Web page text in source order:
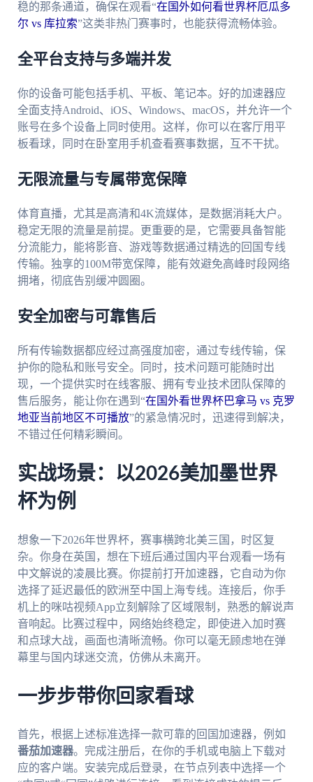
稳的那条通道，确保在观看“在国外如何看世界杯厄瓜多
尔 vs 库拉索”这类非热门赛事时，也能获得流畅体验。
全平台支持与多端并发
你的设备可能包括手机、平板、笔记本。好的加速器应
全面支持Android、iOS、Windows、macOS，并允许一个
账号在多个设备上同时使用。这样，你可以在客厅用平
板看球，同时在卧室用手机查看赛事数据，互不干扰。
无限流量与专属带宽保障
体育直播，尤其是高清和4K流媒体，是数据消耗大户。
稳定无限的流量是前提。更重要的是，它需要具备智能
分流能力，能将影音、游戏等数据通过精选的回国专线
传输。独享的100M带宽保障，能有效避免高峰时段网络
拥堵，彻底告别缓冲圆圈。
安全加密与可靠售后
所有传输数据都应经过高强度加密，通过专线传输，保
护你的隐私和账号安全。同时，技术问题可能随时出
现，一个提供实时在线客服、拥有专业技术团队保障的
售后服务，能让你在遇到“在国外看世界杯巴拿马 vs 克罗
地亚当前地区不可播放”的紧急情况时，迅速得到解决，
不错过任何精彩瞬间。
实战场景：以2026美加墨世界
杯为例
想象一下2026年世界杯，赛事横跨北美三国，时区复
杂。你身在英国，想在下班后通过国内平台观看一场有
中文解说的凌晨比赛。你提前打开加速器，它自动为你
选择了延迟最低的欧洲至中国上海专线。连接后，你手
机上的咪咕视频App立刻解除了区域限制，熟悉的解说声
音响起。比赛过程中，网络始终稳定，即使进入加时赛
和点球大战，画面也清晰流畅。你可以毫无顾虑地在弹
幕里与国内球迷交流，仿佛从未离开。
一步步带你回家看球
首先，根据上述标准选择一款可靠的回国加速器，例如
番茄加速器。完成注册后，在你的手机或电脑上下载对
应的客户端。安装完成后登录，在节点列表中选择一个